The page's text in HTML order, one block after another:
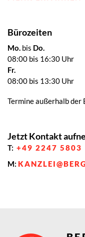
Bürozeiten
Mo. bis Do.
08:00 bis 16:30 Uhr
Fr.
08:00 bis 13:30 Uhr
Termine außerhalb der
Jetzt Kontakt
T: +49 2247 5803
M: